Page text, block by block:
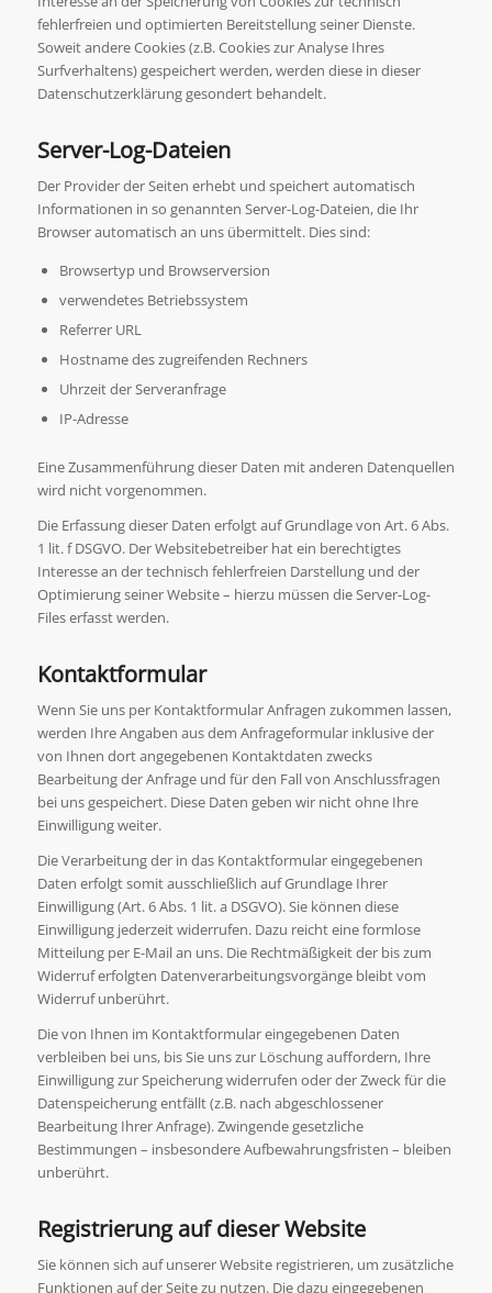
fehlerfreien und optimierten Bereitstellung seiner Dienste.
Soweit andere Cookies (z.B. Cookies zur Analyse Ihres
Surfverhaltens) gespeichert werden, werden diese in dieser
Datenschutzerklärung gesondert behandelt.
Server-Log-Dateien
Der Provider der Seiten erhebt und speichert automatisch
Informationen in so genannten Server-Log-Dateien, die Ihr
Browser automatisch an uns übermittelt. Dies sind:
Browsertyp und Browserversion
verwendetes Betriebssystem
Referrer URL
Hostname des zugreifenden Rechners
Uhrzeit der Serveranfrage
IP-Adresse
Eine Zusammenführung dieser Daten mit anderen Datenquellen
wird nicht vorgenommen.
Die Erfassung dieser Daten erfolgt auf Grundlage von Art. 6 Abs.
1 lit. f DSGVO. Der Websitebetreiber hat ein berechtigtes
Interesse an der technisch fehlerfreien Darstellung und der
Optimierung seiner Website – hierzu müssen die Server-Log-
Files erfasst werden.
Kontaktformular
Wenn Sie uns per Kontaktformular Anfragen zukommen lassen,
werden Ihre Angaben aus dem Anfrageformular inklusive der
von Ihnen dort angegebenen Kontaktdaten zwecks
Bearbeitung der Anfrage und für den Fall von Anschlussfragen
bei uns gespeichert. Diese Daten geben wir nicht ohne Ihre
Einwilligung weiter.
Die Verarbeitung der in das Kontaktformular eingegebenen
Daten erfolgt somit ausschließlich auf Grundlage Ihrer
Einwilligung (Art. 6 Abs. 1 lit. a DSGVO). Sie können diese
Einwilligung jederzeit widerrufen. Dazu reicht eine formlose
Mitteilung per E-Mail an uns. Die Rechtmäßigkeit der bis zum
Widerruf erfolgten Datenverarbeitungsvorgänge bleibt vom
Widerruf unberührt.
Die von Ihnen im Kontaktformular eingegebenen Daten
verbleiben bei uns, bis Sie uns zur Löschung auffordern, Ihre
Einwilligung zur Speicherung widerrufen oder der Zweck für die
Datenspeicherung entfällt (z.B. nach abgeschlossener
Bearbeitung Ihrer Anfrage). Zwingende gesetzliche
Bestimmungen – insbesondere Aufbewahrungsfristen – bleiben
unberührt.
Registrierung auf dieser Website
Sie können sich auf unserer Website registrieren, um zusätzliche
Funktionen auf der Seite zu nutzen. Die dazu eingegebenen